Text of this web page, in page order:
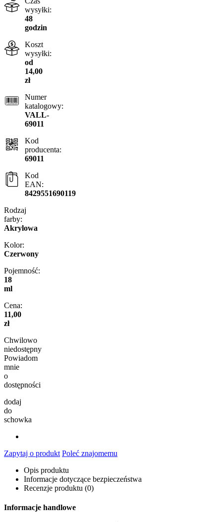
wysyłki:
48
godzin
Koszt
wysyłki:
od
14,00
zł
Numer
katalogowy:
VALL-
69011
Kod
producenta:
69011
Kod
EAN:
8429551690119
Rodzaj
farby:
Akrylowa
Kolor:
Czerwony
Pojemność:
18
ml
Cena:
11,00
zł
Chwilowo
niedostępny
Powiadom
mnie
o
dostępności
dodaj
do
schowka
Zapytaj o produkt Poleć znajomemu
Opis produktu
Informacje dotyczące bezpieczeństwa
Recenzje produktu (0)
Informacje handlowe